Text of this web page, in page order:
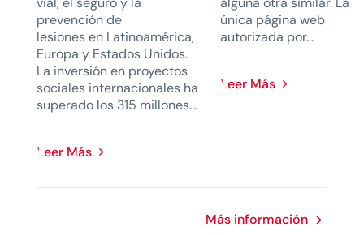
prevención de
lesiones en Latinoamérica,
Europa y Estados Unidos.
La inversión en proyectos
sociales internacionales ha
superado los 315 millones...
Leer Más
única página web
autorizada por...
Leer Más
Más información